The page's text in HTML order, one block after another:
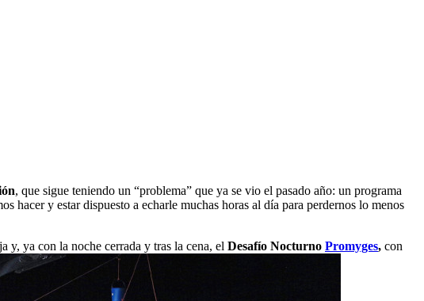
, que sigue teniendo un “problema” que ya se vio el pasado año: un programa
hacer y estar dispuesto a echarle muchas horas al día para perdernos lo menos
y, ya con la noche cerrada y tras la cena, el Desafío Nocturno Promyges, con